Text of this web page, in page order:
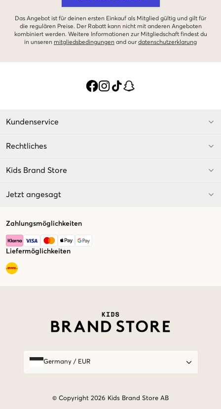
Das Angebot ist für deinen ersten Einkauf als Mitglied gültig und gilt für
die regulären Preise. Der Rabatt kann nicht mit anderen Angeboten
kombiniert werden. Weitere Informationen zur Mitgliedschaft findest du
in unseren mitgliedsbedingungen and our datenschutzerklarung
Kundenservice
Rechtliches
Kids Brand Store
Jetzt angesagt
Zahlungsmöglichkeiten
Liefermöglichkeiten
Germany/ EUR
© Copyright 2026 Kids Brand Store AB